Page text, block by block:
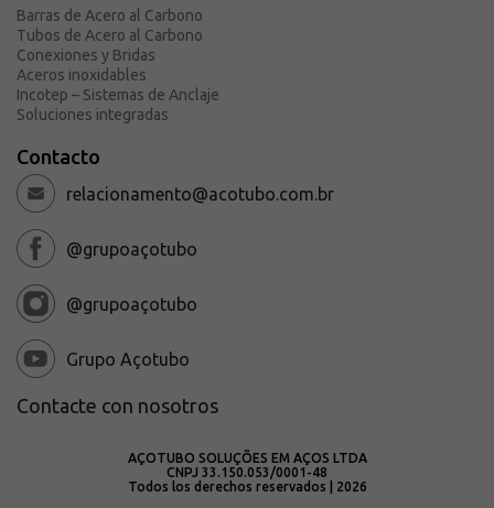
Barras de Acero al Carbono
Tubos de Acero al Carbono
Conexiones y Bridas
Aceros inoxidables
Incotep – Sistemas de Anclaje
Soluciones integradas
Contacto
relacionamento@acotubo.com.br
@grupoaçotubo
@grupoaçotubo
Grupo Açotubo
Contacte con nosotros
AÇOTUBO SOLUÇÕES EM AÇOS LTDA
CNPJ 33.150.053/0001-48
Todos los derechos reservados | 2026